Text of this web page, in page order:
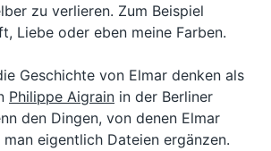
zu verlieren. Zum Beispiel
Liebe oder eben meine Farben.
Geschichte von Elmar denken als
Philippe Aigrain in der Berliner
den Dingen, von denen Elmar
eigentlich Dateien ergänzen.